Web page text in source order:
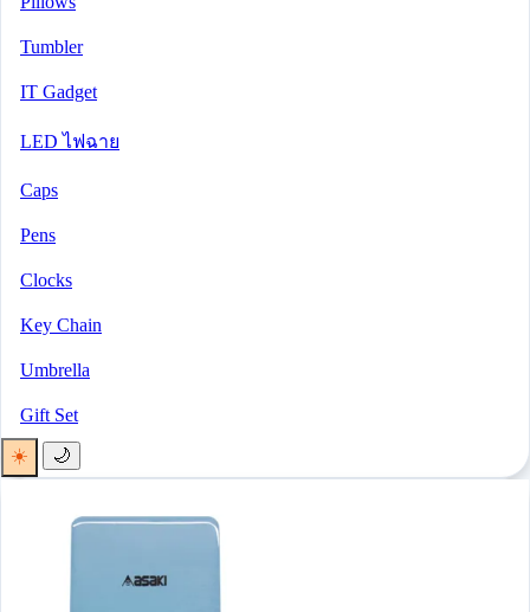
Tumbler
IT Gadget
LED ไฟฉาย
Caps
Pens
Clocks
Key Chain
Umbrella
Gift Set
☀️
🌙